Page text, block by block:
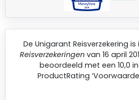
De Unigarant Reisverzekering is
Reisverzekeringen van 16 april
beoordeeld met een 10,0
ProductRating